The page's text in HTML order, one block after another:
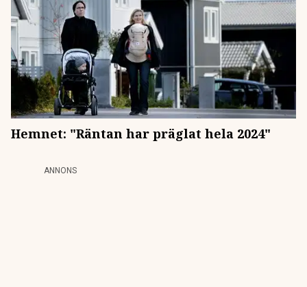
Hemnet: "Räntan har präglat hela 2024"
ANNONS